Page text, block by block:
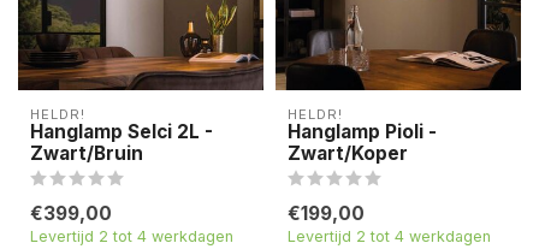
HELDR!
Hanglamp Selci 2L -
Zwart/Bruin
€399,00
Levertijd 2 tot 4 werkdagen
HELDR!
Hanglamp Pioli -
Zwart/Koper
€199,00
Levertijd 2 tot 4 werkdagen